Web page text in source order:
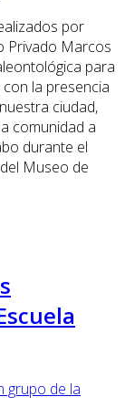
por
Privado Marcos
para
la presencia
ciudad,
comunidad a
durante el
Museo de